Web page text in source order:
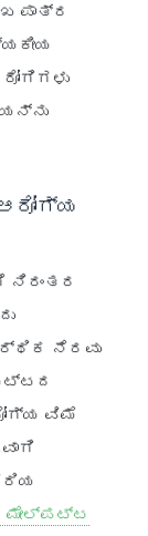
ಪಾತ್ರ
ನಿರಂತರ
ನೆರವು
ವಿಮೆ
ಮೇಲ್ಪಟ್ಟ